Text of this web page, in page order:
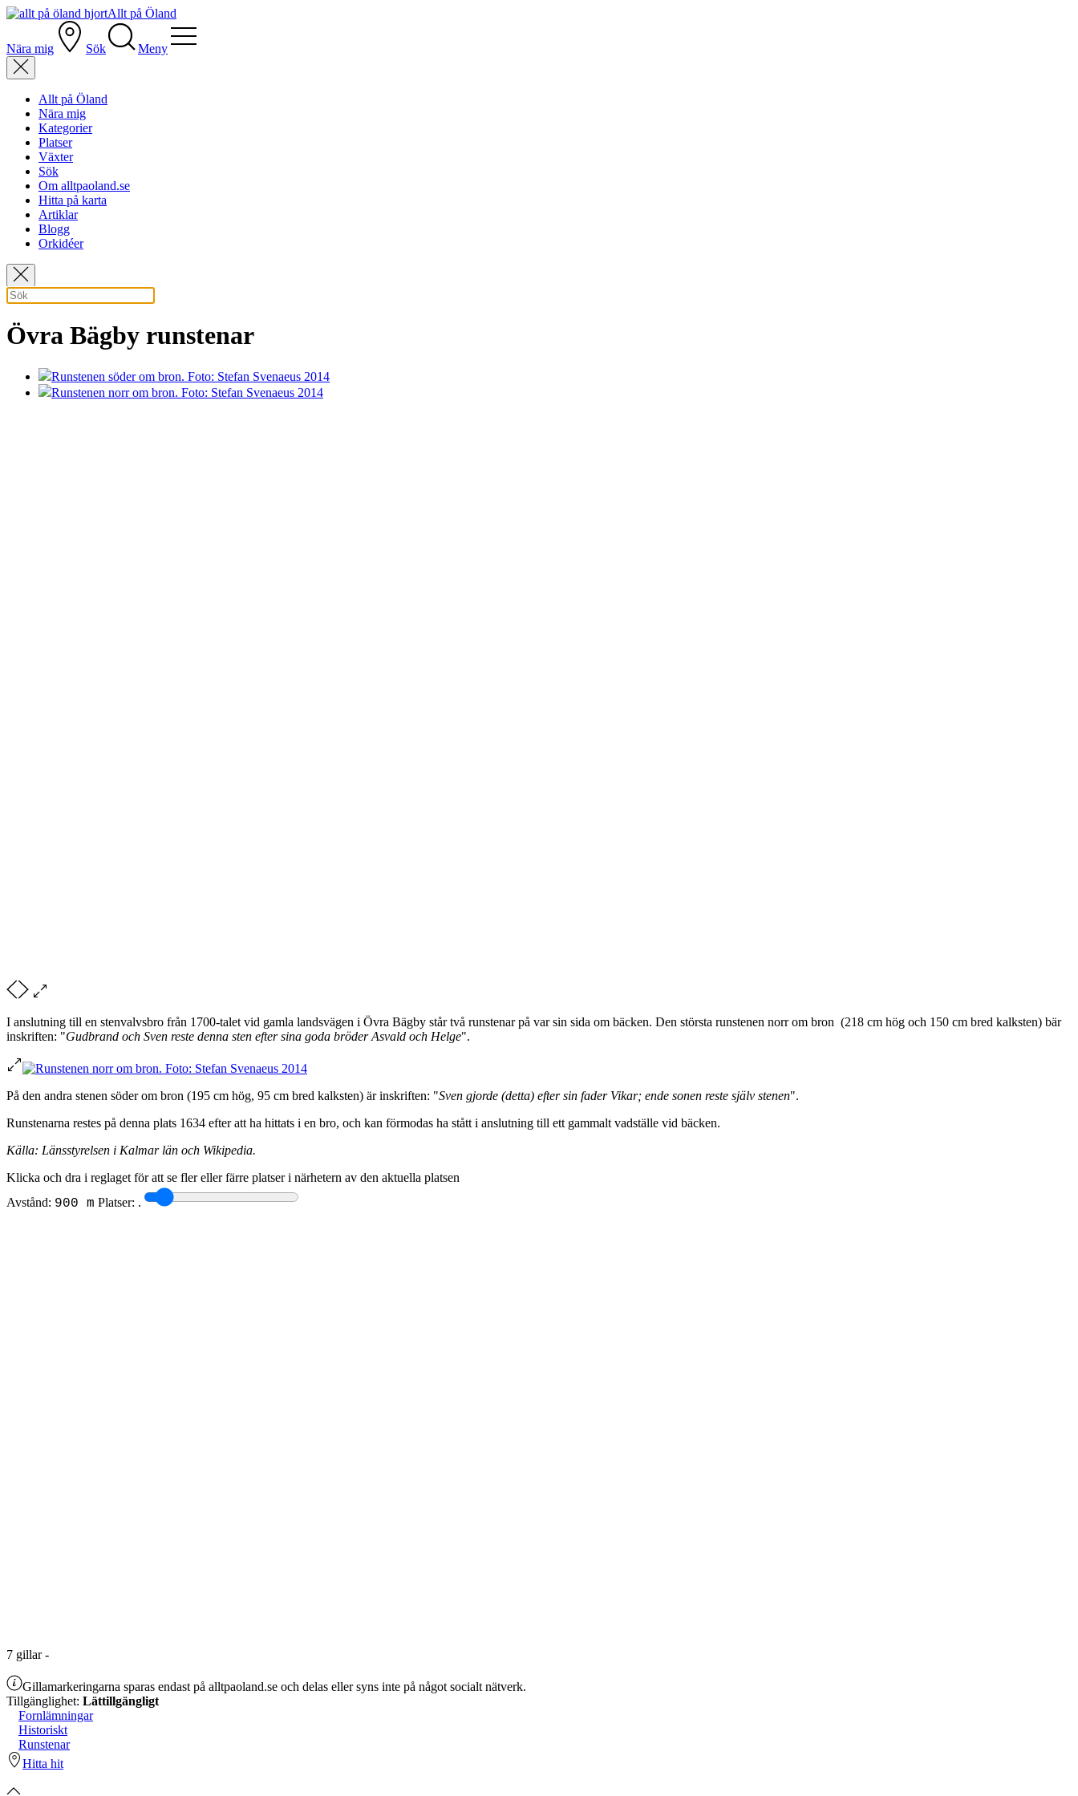
Allt på Öland
Nära mig Sök Meny
Allt på Öland
Nära mig
Kategorier
Platser
Växter
Sök
Om alltpaoland.se
Hitta på karta
Artiklar
Blogg
Orkidéer
Övra Bägby runstenar
Runstenen söder om bron. Foto: Stefan Svenaeus 2014
Runstenen norr om bron. Foto: Stefan Svenaeus 2014
I anslutning till en stenvalvsbro från 1700-talet vid gamla landsvägen i Övra Bägby står två runstenar på var sin sida om bäcken. Den största runstenen norr om bron (218 cm hög och 150 cm bred kalksten) bär
inskriften: "Gudbrand och Sven reste denna sten efter sina goda bröder Asvald och Helge".
På den andra stenen söder om bron (195 cm hög, 95 cm bred kalksten) är inskriften: "Sven gjorde (detta) efter sin fader Vikar; ende sonen reste själv stenen".
Runstenarna restes på denna plats 1634 efter att ha hittats i en bro, och kan förmodas ha stått i anslutning till ett gammalt vadställe vid bäcken.
Källa: Länsstyrelsen i Kalmar län och Wikipedia.
Klicka och dra i reglaget för att se fler eller färre platser i närhetern av den aktuella platsen
Avstånd: 900 m Platser: .
7 gillar-
Gillamarkeringarna sparas endast på alltpaoland.se och delas eller syns inte på något socialt nätverk.
Tillgänglighet: Lättillgängligt
Fornlämningar
Historiskt
Runstenar
Hitta hit